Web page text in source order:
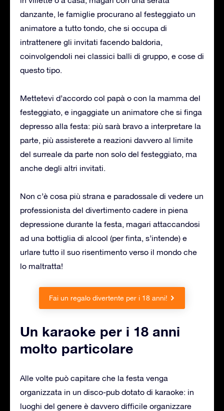
danzante, le famiglie procurano al festeggiato un
animatore a tutto tondo, che si occupa di
intrattenere gli invitati facendo baldoria,
coinvolgendoli nei classici balli di gruppo, e cose di
questo tipo.
Mettetevi d’accordo col papà o con la mamma del
festeggiato, e ingaggiate un animatore che si finga
depresso alla festa: più sarà bravo a interpretare la
parte, più assisterete a reazioni davvero al limite
del surreale da parte non solo del festeggiato, ma
anche degli altri invitati.
Non c’è cosa più strana e paradossale di vedere un
professionista del divertimento cadere in piena
depressione durante la festa, magari attaccandosi
ad una bottiglia di alcool (per finta, s’intende) e
urlare tutto il suo risentimento verso il mondo che
lo maltratta!
Fai un regalo divertente per i 18 anni!
Un karaoke per i 18 anni
molto particolare
Alle volte può capitare che la festa venga
organizzata in un disco-pub dotato di karaoke: in
luoghi del genere è davvero difficile organizzare